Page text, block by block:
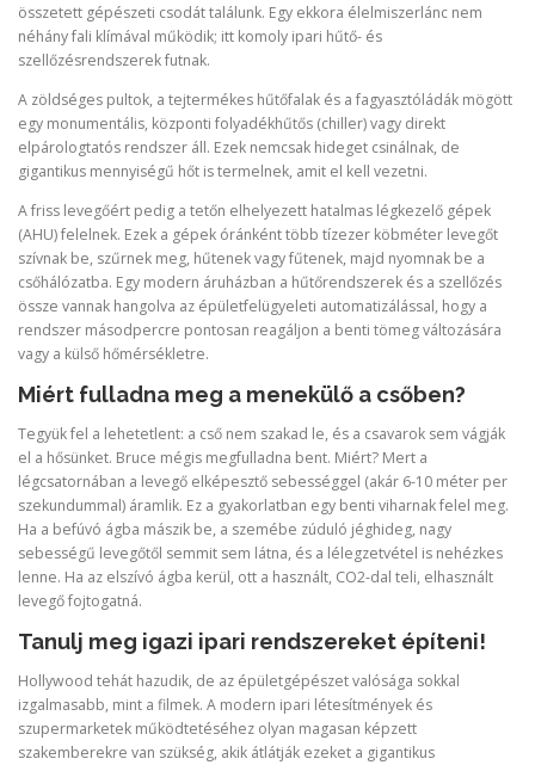
összetett gépészeti csodát találunk. Egy ekkora élelmiszerlánc nem
néhány fali klímával működik; itt komoly ipari hűtő- és
szellőzésrendszerek futnak.
A zöldséges pultok, a tejtermékes hűtőfalak és a fagyasztóládák mögött
egy monumentális, központi folyadékhűtős (chiller) vagy direkt
elpárologtatós rendszer áll. Ezek nemcsak hideget csinálnak, de
gigantikus mennyiségű hőt is termelnek, amit el kell vezetni.
A friss levegőért pedig a tetőn elhelyezett hatalmas légkezelő gépek
(AHU) felelnek. Ezek a gépek óránként több tízezer köbméter levegőt
szívnak be, szűrnek meg, hűtenek vagy fűtenek, majd nyomnak be a
csőhálózatba. Egy modern áruházban a hűtőrendszerek és a szellőzés
össze vannak hangolva az épületfelügyeleti automatizálással, hogy a
rendszer másodpercre pontosan reagáljon a benti tömeg változására
vagy a külső hőmérsékletre.
Miért fulladna meg a menekülő a csőben?
Tegyük fel a lehetetlent: a cső nem szakad le, és a csavarok sem vágják
el a hősünket. Bruce mégis megfulladna bent. Miért? Mert a
légcsatornában a levegő elképesztő sebességgel (akár 6-10 méter per
szekundummal) áramlik. Ez a gyakorlatban egy benti viharnak felel meg.
Ha a befúvó ágba mászik be, a szemébe zúduló jéghideg, nagy
sebességű levegőtől semmit sem látna, és a lélegzetvétel is nehézkes
lenne. Ha az elszívó ágba kerül, ott a használt, CO2-dal teli, elhasznált
levegő fojtogatná.
Tanulj meg igazi ipari rendszereket építeni!
Hollywood tehát hazudik, de az épületgépészet valósága sokkal
izgalmasabb, mint a filmek. A modern ipari létesítmények és
szupermarketek működtetéséhez olyan magasan képzett
szakemberekre van szükség, akik átlátják ezeket a gigantikus